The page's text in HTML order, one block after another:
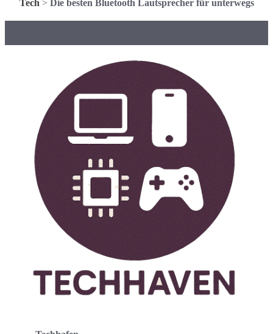
Tech > Die besten Bluetooth Lautsprecher für unterwegs